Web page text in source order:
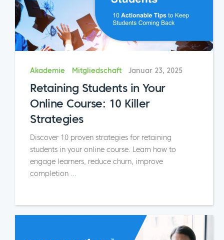
Akademie Mitgliedschaft Januar 23, 2025
Retaining Students in Your
Online Course: 10 Killer
Strategies
Discover 10 proven strategies for retaining
students in your online course. Learn how to
engage learners, reduce churn, improve
completion ...